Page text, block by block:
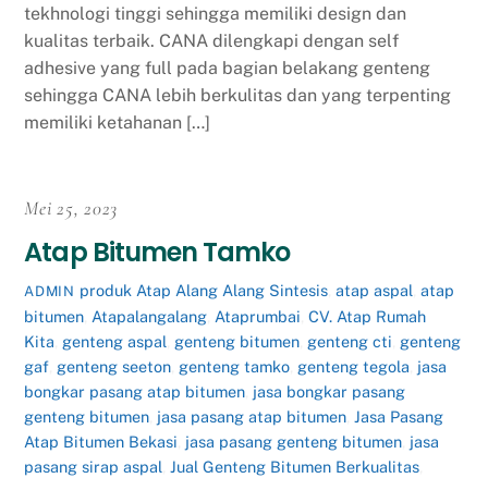
tekhnologi tinggi sehingga memiliki design dan
kualitas terbaik. CANA dilengkapi dengan self
adhesive yang full pada bagian belakang genteng
sehingga CANA lebih berkulitas dan yang terpenting
memiliki ketahanan […]
Mei 25, 2023
Atap Bitumen Tamko
ADMIN produk Atap Alang Alang Sintesis, atap aspal atap
bitumen Atapalangalang Ataprumbai ,CV. Atap Rumah
Kita genteng aspal genteng bitumen genteng cti genteng
gaf genteng seeton genteng tamko genteng tegola jasa
bongkar pasang atap bitumen jasa bongkar pasang
genteng bitumen jasa pasang atap bitumen ,Jasa Pasang
Atap Bitumen Bekasi jasa pasang genteng bitumen jasa
pasang sirap aspal ,Jual Genteng Bitumen Berkualitas